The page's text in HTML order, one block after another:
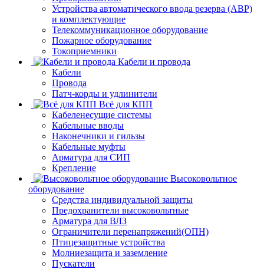
Устройства автоматического ввода резерва (АВР)
и комплектующие
Телекоммуникационное оборудование
Пожарное оборудование
Токоприемники
Кабели и провода
Кабели
Провода
Патч-корды и удлинители
Всё для КПП
Кабеленесущие системы
Кабельные вводы
Наконечники и гильзы
Кабельные муфты
Арматура для СИП
Крепление
Высоковольтное
оборудование
Средства индивидуальной защиты
Предохранители высоковольтные
Арматура для ВЛЗ
Ограничители перенапряжений(ОПН)
Птицезащитные устройства
Молниезащита и заземление
Пускатели